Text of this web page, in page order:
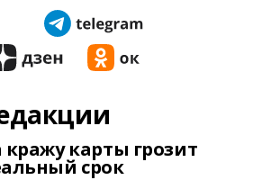
кражу карты грозит
срок